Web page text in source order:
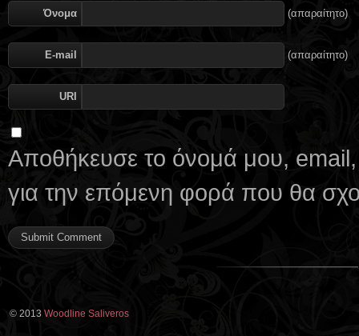
Όνομα (απαραίτητο)
E-mail (απαραίτητο)
URI
Αποθήκευσε το όνομά μου, email,
για την επόμενη φορά που θα
© 2013 Woodline Saliveros